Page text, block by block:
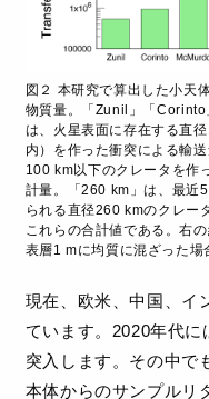
図２ 本研究で算出した小天
物質量。「Zunil」「Corinto
は、火星表面に存在する直
内）を作った衝突による輸
100 km以下のクレータを作
計量。「260 km」は、最近
られる直径260 kmのクレー
これらの合計値である。右
表層1 mに均質に混ざった場
現在、欧米、中国、イ
ています。2020年代に
突入します。その中で
本体からのサンプルリ